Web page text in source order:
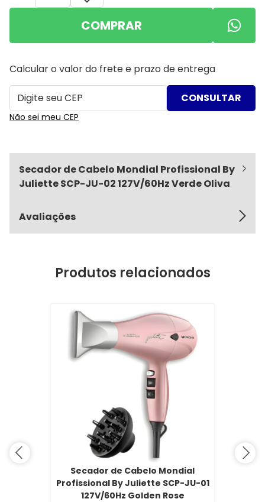
COMPRAR
Calcular o valor do frete e prazo de entrega
Não sei meu CEP
Secador de Cabelo Mondial Profissional By
Juliette SCP-JU-02 127V/60Hz Verde Oliva
Avaliações
Produtos relacionados
Secador de Cabelo Mondial
Profissional By Juliette SCP-JU-01
127V/60Hz Golden Rose